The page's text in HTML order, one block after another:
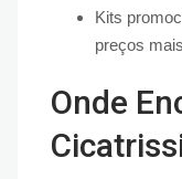
Kits
preços
Onde